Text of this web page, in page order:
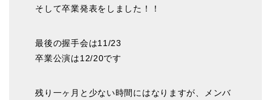
そして卒業発表をしました！！
最後の握手会は11/23
卒業公演は12/20です
残り一ヶ月と少ない時間にはなりますが、メンバ